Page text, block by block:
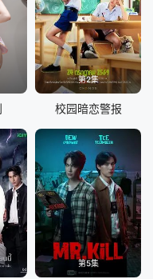
第2集
校园暗恋警报
第5集